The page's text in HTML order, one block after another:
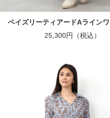
ペイズリーティアードAライン
25,300円（税込）